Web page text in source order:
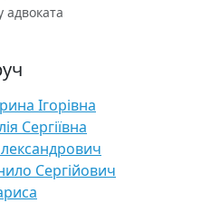
адвоката
Ігорівна
Сергіївна
Сергійович